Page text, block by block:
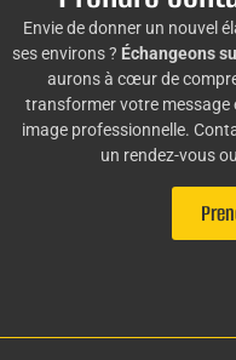
Envie de donner un nouvel
ses environs ? Échangeons
aurons à cœur de
transformer votre message
image professionnelle.
un rendez-vous